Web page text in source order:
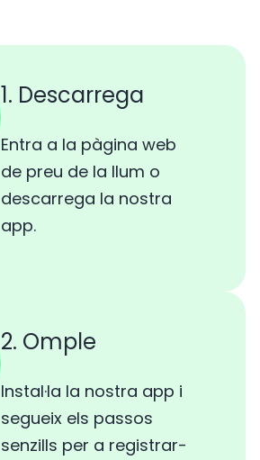
1. Descarrega
Entra a la pàgina web
de preu de la llum o
descarrega la nostra
app.
2. Omple
Instal·la la nostra app i
segueix els passos
senzills per a registrar-